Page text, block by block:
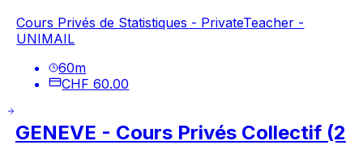
Cours Privés de Statistiques - PrivateTeacher -
UNIMAIL
60m
CHF 60.00
GENEVE - Cours Privés Collectif (2